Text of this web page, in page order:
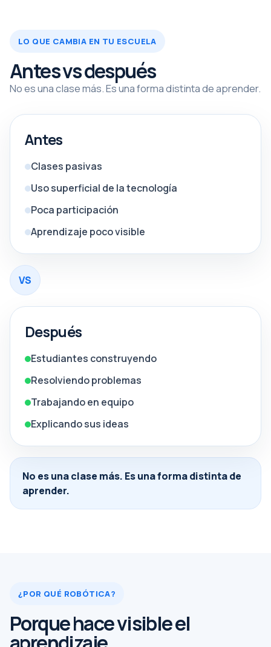
LO QUE CAMBIA EN TU ESCUELA
Antes vs después
No es una clase más. Es una forma distinta de aprender.
Antes
Clases pasivas
Uso superficial de la tecnología
Poca participación
Aprendizaje poco visible
VS
Después
Estudiantes construyendo
Resolviendo problemas
Trabajando en equipo
Explicando sus ideas
No es una clase más. Es una forma distinta de
aprender.
¿POR QUÉ ROBÓTICA?
Porque hace visible el